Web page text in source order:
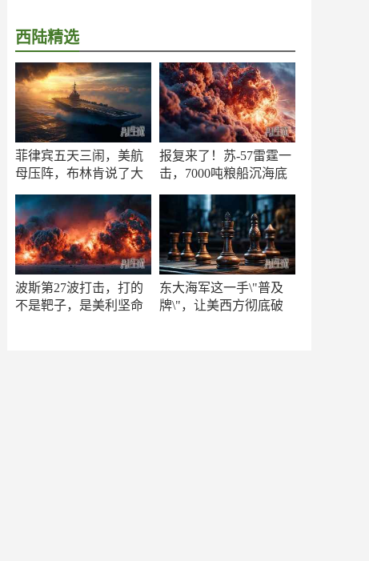
西陆精选
菲律宾五天三闹，美航
母压阵，布林肯说了大
报复来了！苏-57雷霆一
击，7000吨粮船沉海底
波斯第27波打击，打的
不是靶子，是美利坚命
东大海军这一手\"普及
牌\"，让美西方彻底破